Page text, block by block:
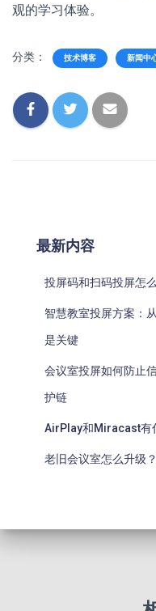
观的学习体验。
分类： 技术博客 新闻中
最新内容
投屏码和扫码投屏怎
智慧教室投屏方案：
是关键
会议室投屏如何防止
护链
AirPlay和Miracast有
老旧会议室怎么升级